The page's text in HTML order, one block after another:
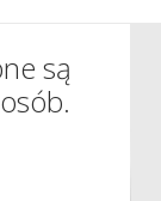
są